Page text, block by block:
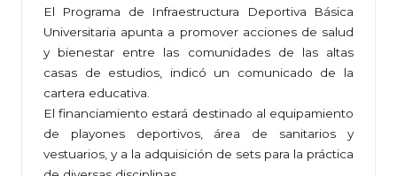
El Programa de Infraestructura Deportiva Básica
Universitaria apunta a promover acciones de salud
y bienestar entre las comunidades de las altas
casas de estudios, indicó un comunicado de la
cartera educativa.
El financiamiento estará destinado al equipamiento
de playones deportivos, área de sanitarios y
vestuarios, y a la adquisición de sets para la práctica